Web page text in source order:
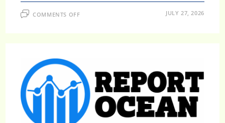
COMMENTS OFFON
工
知
能
（AI）
市
場
調
査
JULY 27, 2026